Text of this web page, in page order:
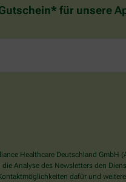
für unsere
Healthcare Deutschland
Analyse des Newsletters den
dafür und